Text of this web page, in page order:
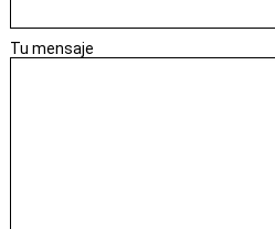
Tu mensaje